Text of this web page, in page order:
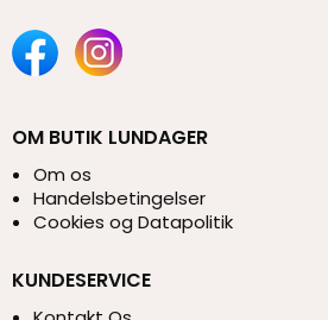
OM BUTIK LUNDAGER
Om os
Handelsbetingelser
Cookies og Datapolitik
KUNDESERVICE